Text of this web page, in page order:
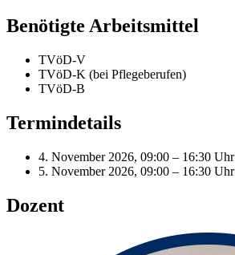
Benötigte Arbeitsmittel
TVöD-V
TVöD-K (bei Pflegeberufen)
TVöD-B
Termindetails
4. November 2026, 09:00 – 16:30 Uhr
5. November 2026, 09:00 – 16:30 Uhr
Dozent